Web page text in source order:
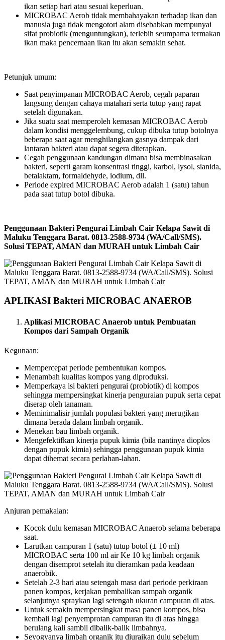
ikan setiap hari atau sesuai keperluan.
MICROBAC Aerob tidak membahayakan terhadap ikan dan
manusia juga tidak mengotori alam disebabkan mempunyai
sifat probiotik (menguntungkan), terlebih seumpama termakan
ikan maka pencernaan ikan itu akan semakin sehat.
Petunjuk umum:
Saat penyimpanan MICROBAC Aerob, cegah paparan
langsung dengan cahaya matahari serta tutup yang rapat
setelah digunakan.
Jika suatu saat memperoleh kemasan MICROBAC Aerob
dalam kondisi menggelembung, cukup dibuka tutup botolnya
beberapa saat agar menghilangkan gasnya dampak dari
lantaran bakteri atau dapat segera diterapkan.
Cegah penggunaan kandungan dimana bisa membinasakan
bakteri, seperti garam konsentrasi tinggi, karbol, lysol, sianida,
betalaktam, formaldehyde, iodium, dll.
Periode expired MICROBAC Aerob adalah 1 (satu) tahun
pada saat tutup botol dibuka.
Penggunaan Bakteri Pengurai Limbah Cair Kelapa Sawit di
Maluku Tenggara Barat. 0813-2588-9734 (WA/Call/SMS).
Solusi TEPAT, AMAN dan MURAH untuk Limbah Cair
APLIKASI Bakteri MICROBAC ANAEROB
Aplikasi MICROBAC Anaerob untuk Pembuatan
Kompos dari Sampah Organik
Kegunaan:
Mempercepat periode pembentukan kompos.
Menambah kualitas kompos yang diproduksi.
Memperkaya isi bakteri pengurai (probiotik) di kompos
sehingga mempersingkat kinerja penguraian pupuk serta cepat
diserap oleh tanaman.
Meminimalisir jumlah populasi bakteri yang merugikan
dimana berada dalam limbah organik.
Menekan bau limbah organik.
Mengefektifkan kinerja pupuk kimia (bila nantinya dioplos
dengan pupuk kimia) sehingga penggunaan pupuk kimia
dapat dihemat secara perlahan-lahan.
Anjuran pemakaian:
Kocok dulu kemasan MICROBAC Anaerob selama beberapa
saat.
Larutkan campuran 1 (satu) tutup botol (± 10 ml)
MICROBAC serta 100 ml air Ke 10 kg limbah organik
dengan disemprot setelah itu dieramkan pada keadaan
anaerobik.
Setelah 2-3 hari atau setengah masa dari periode perkiraan
panen kompos, kerjakan pembalikan sampah organik
selanjutnya spraykan lagi setengah ukuran campuran di atas.
Untuk semakin mempersingkat masa panen kompos, bisa
kembali lagi penyemprotan campuran itu di atas hingga
berulang kali sambil dibalik-balik limbahnya.
Seyogyanya limbah organik itu diuraikan dulu sebelum